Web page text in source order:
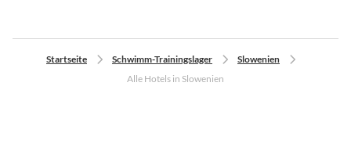
Startseite Schwimm-Trainingslager
Slowenien
Alle Hotels in Slowenien